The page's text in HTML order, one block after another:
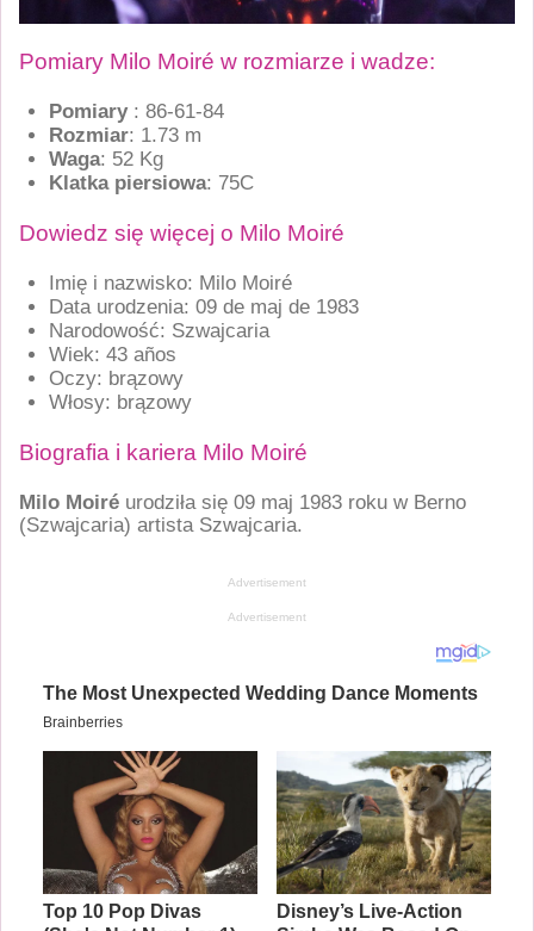
Pomiary Milo Moiré w rozmiarze i wadze:
Pomiary: 86-61-84
Rozmiar: 1.73 m
Waga: 52 Kg
Klatka piersiowa: 75C
Dowiedz się więcej o Milo Moiré
Imię i nazwisko: Milo Moiré
Data urodzenia: 09 de maj de 1983
Narodowość: Szwajcaria
Wiek: 43 años
Oczy: brązowy
Włosy: brązowy
Biografia i kariera Milo Moiré
Milo Moiré urodziła się 09 maj 1983 roku w Berno
(Szwajcaria) artista Szwajcaria.
Advertisement
Advertisement